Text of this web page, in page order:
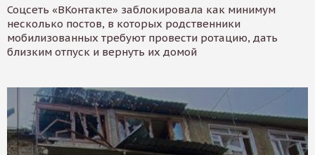
Соцсеть «ВКонтакте» заблокировала как минимум
несколько постов, в которых родственники
мобилизованных требуют провести ротацию, дать
близким отпуск и вернуть их домой